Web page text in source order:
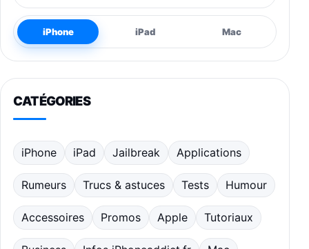
iPhone iPad Mac
CATÉGORIES
iPhone iPad Jailbreak Applications
Rumeurs Trucs & astuces Tests Humour
Accessoires Promos Apple Tutoriaux